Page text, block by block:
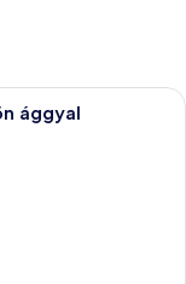
szoba, amelyben egy
ággyal